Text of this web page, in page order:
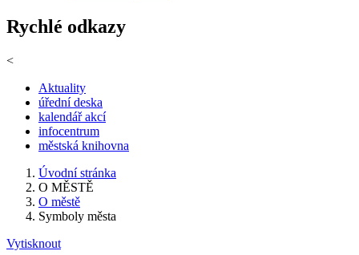
Rychlé odkazy
<
Aktuality
úřední deska
kalendář akcí
infocentrum
městská knihovna
Úvodní stránka
O MĚSTĚ
O městě
Symboly města
Vytisknout